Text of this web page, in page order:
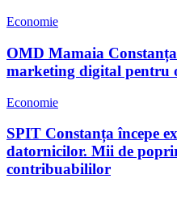
Economie
OMD Mamaia
marketing digital pentru
Economie
SPIT Constanța începe
datornicilor. Mii de
contribuabililor